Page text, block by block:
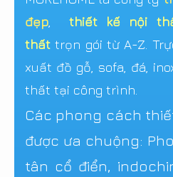
đẹp
thiết kế nội
thất trọn gói từ A-Z.
xuất đồ gỗ, sofa, đá,
thất tại công trình.
Các phong cách
được ưa chuộng:
tân cổ điển,